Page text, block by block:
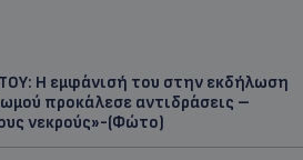
Η εμφάνισή του στην εκδήλωση
προκάλεσε αντιδράσεις –
νεκρούς»-(Φώτο)